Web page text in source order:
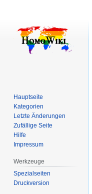
Hauptseite
Kategorien
Letzte Änderungen
Zufällige Seite
Hilfe
Impressum
Werkzeuge
Spezialseiten
Druckversion